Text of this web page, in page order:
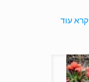
קרא עוד